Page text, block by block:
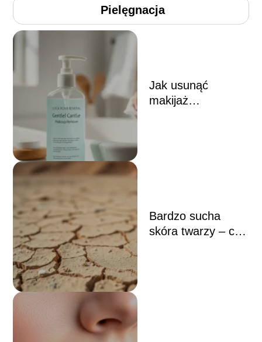
Pielęgnacja
Jak usunąć
makijaż
Bardzo sucha
skóra twarzy – co